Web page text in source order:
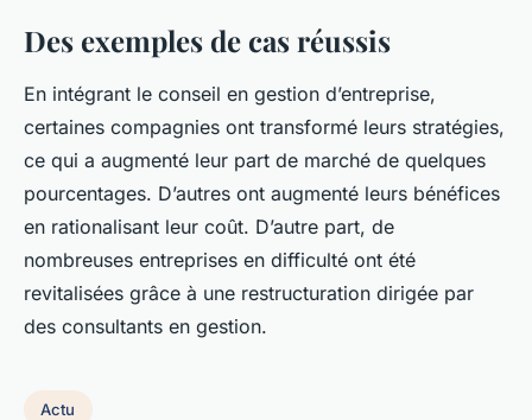
Des exemples de cas réussis
En intégrant le conseil en gestion d’entreprise,
certaines compagnies ont transformé leurs stratégies,
ce qui a augmenté leur part de marché de quelques
pourcentages. D’autres ont augmenté leurs bénéfices
en rationalisant leur coût. D’autre part, de
nombreuses entreprises en difficulté ont été
revitalisées grâce à une restructuration dirigée par
des consultants en gestion.
Actu